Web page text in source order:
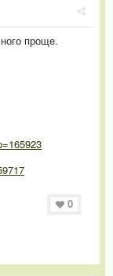
проще.
0